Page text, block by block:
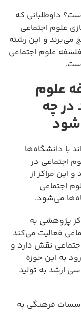
داوطلبانی که
علوم اجتماعی
می‌برند و این رشته
علوم اجتماعی
علوم
در چه
شود
با دانشگاه‌ها
اجتماعی در
مراکز از
اجتماعی
می‌شود.
پژوهشی به
فعالیت می‌کند
نقش دارد و
به این حوزه
ارشد به تولید
فرهنگی به